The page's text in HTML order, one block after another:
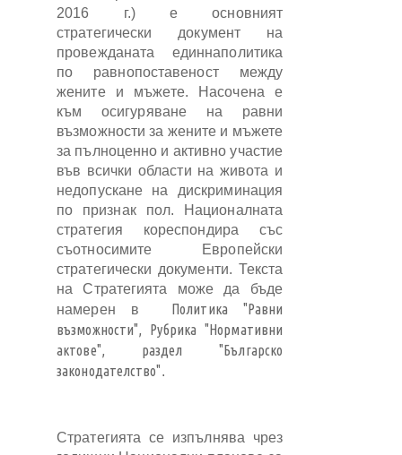
2016 г.) е основният
стратегически документ на
провежданата единнаполитика
по равнопоставеност между
жените и мъжете. Насочена е
към осигуряване на равни
възможности за жените и мъжете
за пълноценно и активно участие
във всички области на живота и
недопускане на дискриминация
по признак пол. Националната
стратегия кореспондира със
съотносимите Европейски
стратегически документи. Текста
на Стратегията може да бъде
намерен в Политика "Равни
възможности", Рубрика "Нормативни
актове", раздел "Българско
законодателство".
Стратегията се изпълнява чрез